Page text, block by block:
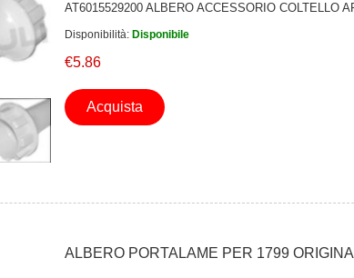
AT6015529200 ALBERO ACCESSORIO COLTELLO
Disponibilità: Disponibile
€5.86
Acquista
ALBERO PORTALAME PER 1799